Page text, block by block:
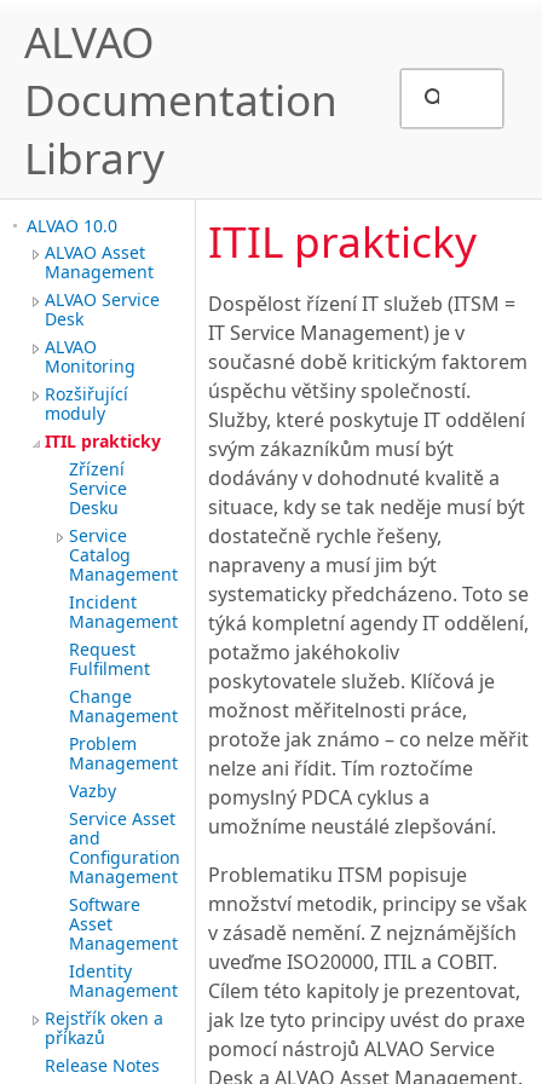
ALVAO
Documentation
Library
ALVAO 10.0
ALVAO Asset
Management
ALVAO Service
Desk
ALVAO
Monitoring
Rozšiřující
moduly
ITIL prakticky
Zřízení
Service
Desku
Service
Catalog
Management
Incident
Management
Request
Fulfilment
Change
Management
Problem
Management
Vazby
Service Asset
and
Configuration
Management
Software
Asset
Management
Identity
Management
Rejstřík oken a
příkazů
Release Notes
ITIL prakticky
Dospělost řízení IT služeb (ITSM =
IT Service Management) je v
současné době kritickým faktorem
úspěchu většiny společností.
Služby, které poskytuje IT oddělení
svým zákazníkům musí být
dodávány v dohodnuté kvalitě a
situace, kdy se tak neděje musí být
dostatečně rychle řešeny,
napraveny a musí jim být
systematicky předcházeno. Toto se
týká kompletní agendy IT oddělení,
potažmo jakéhokoliv
poskytovatele služeb. Klíčová je
možnost měřitelnosti práce,
protože jak známo – co nelze měřit
nelze ani řídit. Tím roztočíme
pomyslný PDCA cyklus a
umožníme neustálé zlepšování.
Problematiku ITSM popisuje
množství metodik, principy se však
v zásadě nemění. Z nejznámějších
uveďme ISO20000, ITIL a COBIT.
Cílem této kapitoly je prezentovat,
jak lze tyto principy uvést do praxe
pomocí nástrojů ALVAO Service
Desk a ALVAO Asset Management.